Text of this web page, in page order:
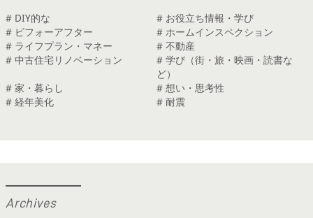
# DIY的な
# お役立ち情報・学び
# ビフォーアフター
# ホームインスペクション
# ライフプラン・マネー
# 不動産
# 中古住宅リノベーション
# 学び（街・旅・映画・読書な
ど）
# 家・暮らし
# 想い・思考性
# 経年美化
# 耐震
Archives